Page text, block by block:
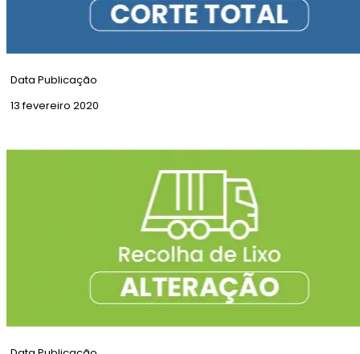
Data Publicação
13 fevereiro 2020
Corte Total | Rua do Telhal